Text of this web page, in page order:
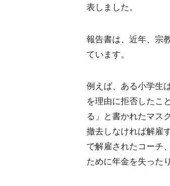
表しました。
報告書は、近年、宗
ています。
例えば、ある小学生
を理由に拒否したこ
る」と書かれたマス
撤去しなければ解雇
で解雇されたコーチ
ために年金を失った